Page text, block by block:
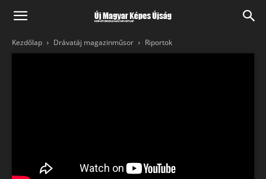
Kezdőlap Drávatáj magazinműsor Riportok